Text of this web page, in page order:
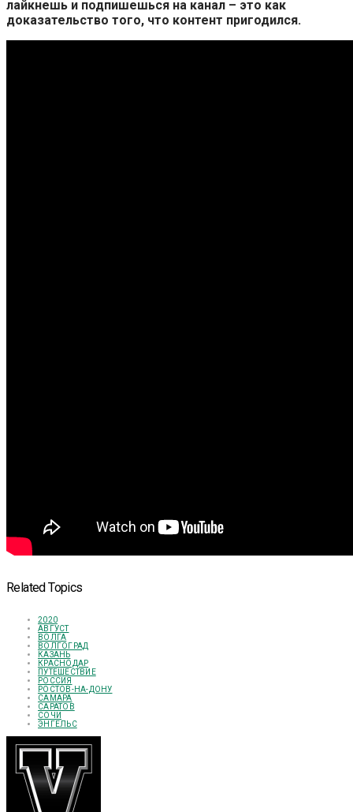
лайкнешь и подпишешься на канал – это как
доказательство того, что контент пригодился.
Related Topics
2020
АВГУСТ
ВОЛГА
ВОЛГОГРАД
КАЗАНЬ
КРАСНОДАР
ПУТЕШЕСТВИЕ
РОССИЯ
РОСТОВ-НА-ДОНУ
САМАРА
САРАТОВ
СОЧИ
ЭНГЕЛЬС